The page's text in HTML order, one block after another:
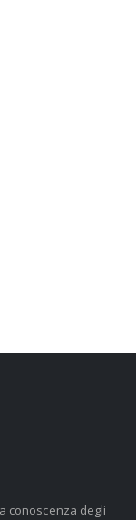
conoscenza degli